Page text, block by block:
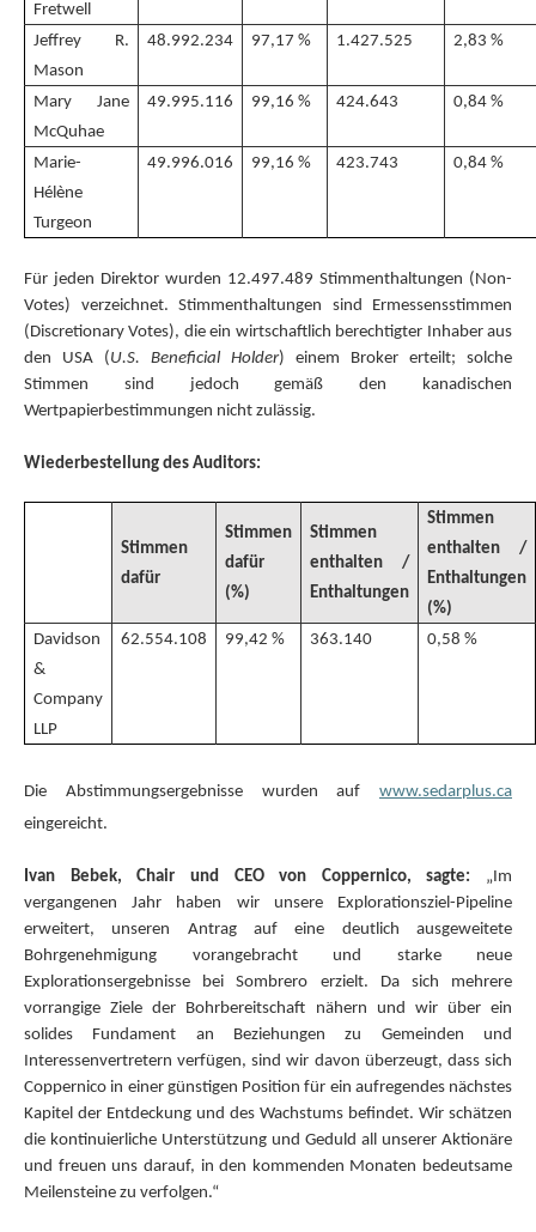
Fretwell
Jeffrey R.
Mason
48.992.234 97,17 % 1.427.525 2,83 %
Mary Jane
McQuhae
49.995.116 99,16 % 424.643 0,84 %
Marie-
Hélène
Turgeon
49.996.016 99,16 % 423.743 0,84 %
Für jeden Direktor wurden 12.497.489 Stimmenthaltungen (Non-
Votes) verzeichnet. Stimmenthaltungen sind Ermessensstimmen
(Discretionary Votes), die ein wirtschaftlich berechtigter Inhaber aus
den USA (U.S. Beneficial Holder) einem Broker erteilt; solche
Stimmen sind jedoch gemäß den kanadischen
Wertpapierbestimmungen nicht zulässig.
Wiederbestellung des Auditors:
Stimmen
dafür
Stimmen
dafür
(%)
Stimmen
enthalten /
Enthaltungen
Stimmen
enthalten /
Enthaltungen
(%)
Davidson
&
Company
LLP
62.554.108 99,42 % 363.140 0,58 %
Die Abstimmungsergebnisse wurden auf www.sedarplus.ca
eingereicht.
Ivan Bebek, Chair und CEO von Coppernico, sagte: „Im
vergangenen Jahr haben wir unsere Explorationsziel-Pipeline
erweitert, unseren Antrag auf eine deutlich ausgeweitete
Bohrgenehmigung vorangebracht und starke neue
Explorationsergebnisse bei Sombrero erzielt. Da sich mehrere
vorrangige Ziele der Bohrbereitschaft nähern und wir über ein
solides Fundament an Beziehungen zu Gemeinden und
Interessenvertretern verfügen, sind wir davon überzeugt, dass sich
Coppernico in einer günstigen Position für ein aufregendes nächstes
Kapitel der Entdeckung und des Wachstums befindet. Wir schätzen
die kontinuierliche Unterstützung und Geduld all unserer Aktionäre
und freuen uns darauf, in den kommenden Monaten bedeutsame
Meilensteine zu verfolgen.“